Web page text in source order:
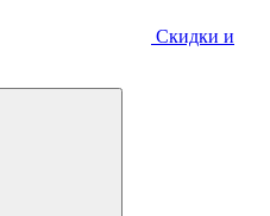
Скидки и